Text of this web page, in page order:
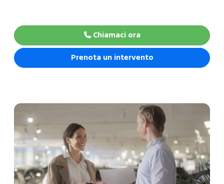
Chiamaci ora
Prenota un intervento